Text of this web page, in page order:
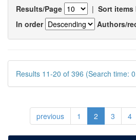
Results/Page | Sort items
In order
Authors/
Results 11-20 of 396 (Search time:
previous 1 2 3 4